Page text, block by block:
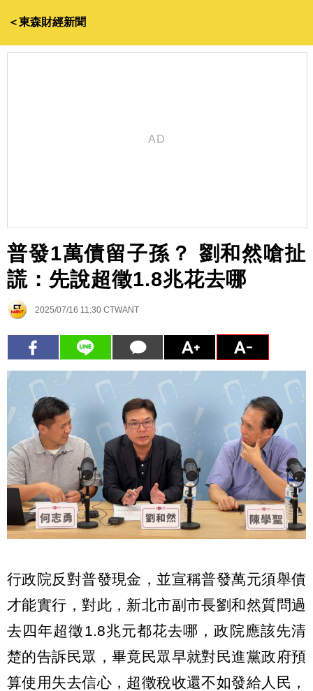
＜東森財經新聞
普發1萬債留子孫？ 劉和然嗆扯
謊：先說超徵1.8兆花去哪
2025/07/16 11:30 CTWANT
行政院反對普發現金，並宣稱普發萬元須舉債
才能實行，對此，新北市副市長劉和然質問過
去四年超徵1.8兆元都花去哪，政院應該先清
楚的告訴民眾，畢竟民眾早就對民進黨政府預
算使用失去信心，超徵稅收還不如發給人民，